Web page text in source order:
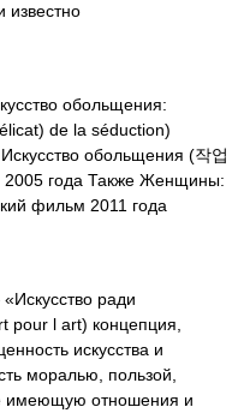
известно
обольщения:
de la séduction)
обольщения (작업
года Также Женщины:
фильм 2011 года
ради
pour l art) концепция,
искусства и
моралью, пользой,
имеющую отношения и